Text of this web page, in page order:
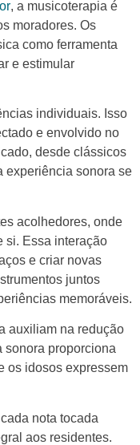
, a musicoterapia é
moradores. Os
como ferramenta
e estimular
individuais. Isso
e envolvido no
desde clássicos
experiência sonora se
acolhedores, onde
si. Essa interação
e criar novas
juntos
memoráveis.
auxiliam na redução
sonora proporciona
os idosos expressem
nota tocada
aos residentes.